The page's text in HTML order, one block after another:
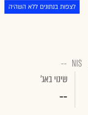
לצפות בנתונים ללא השהיה
NIS
--
שינוי באג'
--